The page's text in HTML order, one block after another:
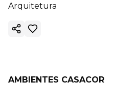
Arquitetura
Copiar link
AMBIENTES CASACOR